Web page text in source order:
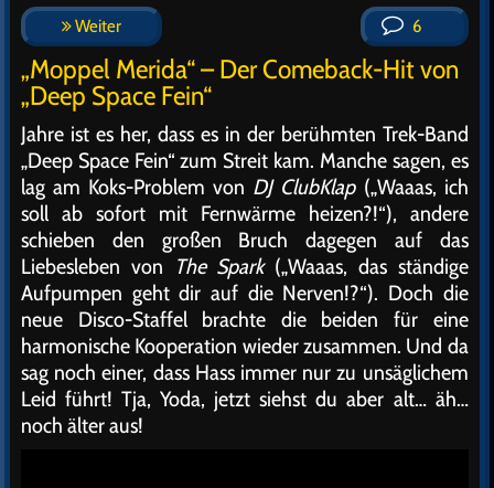
Weiter 6
„Moppel Merida“ – Der Comeback-Hit von
„Deep Space Fein“
Jahre ist es her, dass es in der berühmten Trek-Band
„Deep Space Fein“ zum Streit kam. Manche sagen, es
lag am Koks-Problem von DJ ClubKlap(„Waaas, ich
soll ab sofort mit Fernwärme heizen?!“), andere
schieben den großen Bruch dagegen auf das
Liebesleben von The Spark(„Waaas, das ständige
Aufpumpen geht dir auf die Nerven!?“). Doch die
neue Disco-Staffel brachte die beiden für eine
harmonische Kooperation wieder zusammen. Und da
sag noch einer, dass Hass immer nur zu unsäglichem
Leid führt! Tja, Yoda, jetzt siehst du aber alt… äh…
noch älter aus!